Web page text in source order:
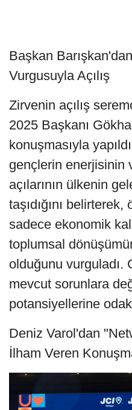
Başkan
Vurgusuyla Açılış
Zirvenin açılış
2025 Başkanı
konuşmasıyla
gençlerin enerjisinin
açılarının ülkenin
taşıdığını
sadece ekonomik
toplumsal
olduğunu vurguladı.
mevcut sorunlara
potansiyellerine
Deniz Varol'dan
İlham Veren